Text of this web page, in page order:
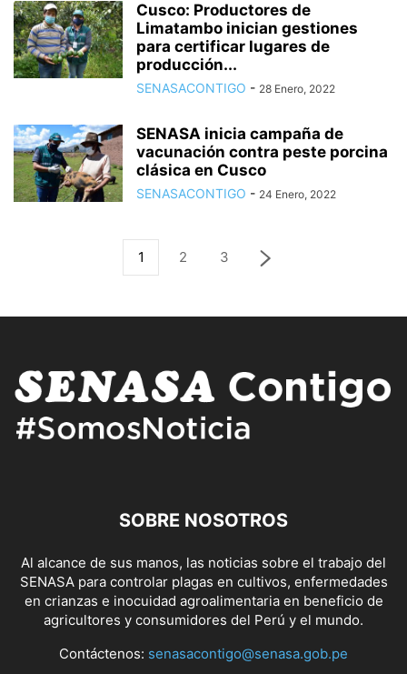
Cusco: Productores de
Limatambo inician gestiones
para certificar lugares de
producción...
SENASACONTIGO - 28 Enero, 2022
SENASA inicia campaña de
vacunación contra peste porcina
clásica en Cusco
SENASACONTIGO - 24 Enero, 2022
1 2 3
SOBRE NOSOTROS
Al alcance de sus manos, las noticias sobre el trabajo del
SENASA para controlar plagas en cultivos, enfermedades
en crianzas e inocuidad agroalimentaria en beneficio de
agricultores y consumidores del Perú y el mundo.
Contáctenos: senasacontigo@senasa.gob.pe